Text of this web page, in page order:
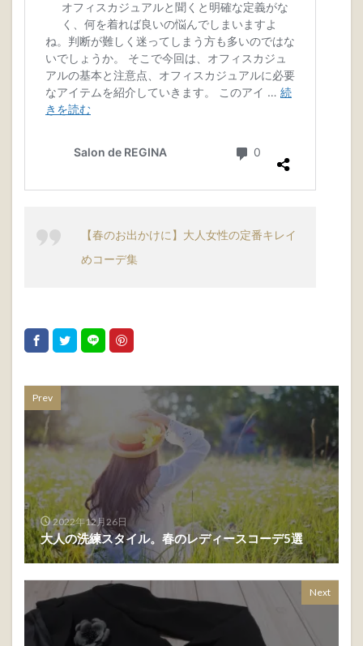
上品さを演出しつつ、美シルエットが手に入る「レジーナレ
スレ」のワンピースをぜひチェックしてみてくださいね。
【神戸ワンピース専門店 レジーナリスレ】